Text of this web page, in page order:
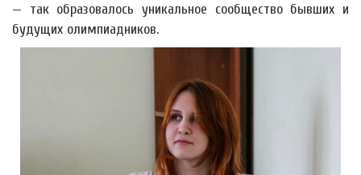
— так образовалось уникальное сообщество бывших и
будущих олимпиадников.